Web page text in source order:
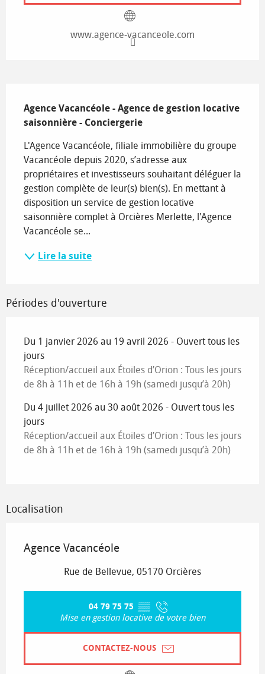
www.agence-vacanceole.com
Agence Vacancéole - Agence de gestion locative
saisonnière - Conciergerie
L'Agence Vacancéole, filiale immobilière du groupe
Vacancéole depuis 2020, s’adresse aux
propriétaires et investisseurs souhaitant déléguer la
gestion complète de leur(s) bien(s). En mettant à
disposition un service de gestion locative
saisonnière complet à Orcières Merlette, l'Agence
Vacancéole se...
Lire la suite
Périodes d'ouverture
Du 1 janvier 2026 au 19 avril 2026 - Ouvert tous les
jours
Réception/accueil aux Étoiles d’Orion : Tous les jours
de 8h à 11h et de 16h à 19h (samedi jusqu’à 20h)
Du 4 juillet 2026 au 30 août 2026 - Ouvert tous les
jours
Réception/accueil aux Étoiles d’Orion : Tous les jours
de 8h à 11h et de 16h à 19h (samedi jusqu’à 20h)
Localisation
Agence Vacancéole
Rue de Bellevue, 05170 Orcières
04 79 75 75 ▒▒
Mise en gestion locative de votre bien
CONTACTEZ-NOUS